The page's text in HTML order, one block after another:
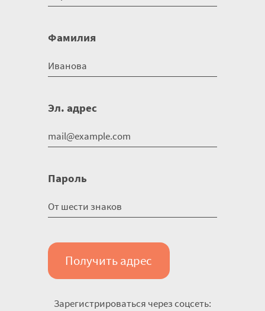
Фамилия
Эл. адрес
Пароль
Получить адрес
Зарегистрироваться через соцсеть: